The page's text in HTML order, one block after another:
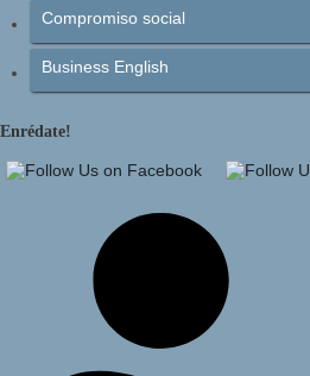
Compromiso social
Business English
Enrédate!